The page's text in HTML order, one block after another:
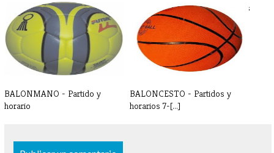
BALONMANO - Crónica y
resultado 7 d[...]
FÚTBOL - Crónicas y resultados
8-9 [...]
BALONMANO - Partido y
horario
BALONCESTO - Partidos y
horarios 7-[...]